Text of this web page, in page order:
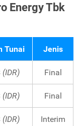
Energy Tbk
Tunai Jenis
(IDR) Final
(IDR) Final
(IDR) Interim